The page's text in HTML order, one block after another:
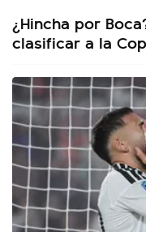
¿Hincha por
clasificar a la